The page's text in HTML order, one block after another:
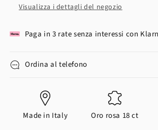
Visualizza i dettagli del negozio
Paga in 3 rate senza interessi con
Ordina al telefono
Made in Italy Oro rosa 18 ct